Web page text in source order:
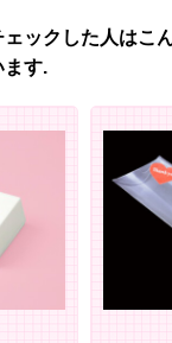
ックした人はこ
ます.